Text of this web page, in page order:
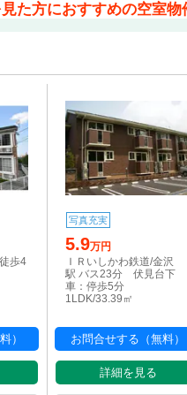
た方におすすめの空室物
歩4
）
写真充実
5.9万円
ＩＲいしかわ鉄道/金沢
駅 バス23分 伏見台下
車：停歩5分
1LDK/33.39㎡
お問合せする（無料）
詳細を見る